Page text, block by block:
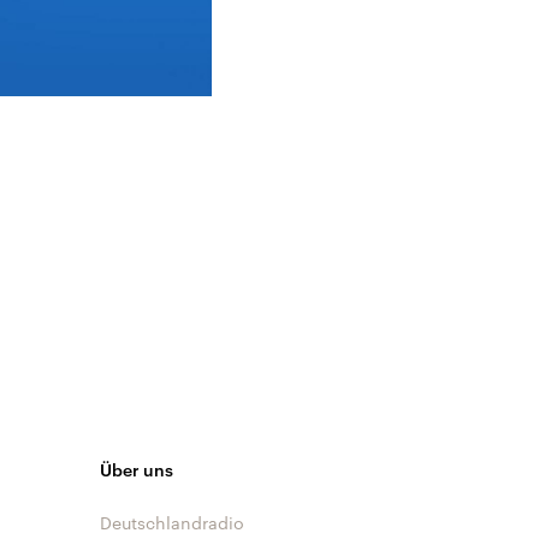
Über uns
Deutschlandradio